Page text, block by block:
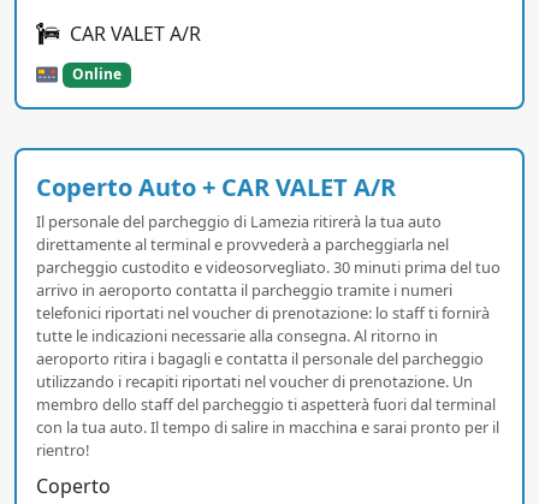
CAR VALET A/R
Online
Coperto Auto + CAR VALET A/R
Il personale del parcheggio di Lamezia ritirerà la tua auto
direttamente al terminal e provvederà a parcheggiarla nel
parcheggio custodito e videosorvegliato. 30 minuti prima del tuo
arrivo in aeroporto contatta il parcheggio tramite i numeri
telefonici riportati nel voucher di prenotazione: lo staff ti fornirà
tutte le indicazioni necessarie alla consegna. Al ritorno in
aeroporto ritira i bagagli e contatta il personale del parcheggio
utilizzando i recapiti riportati nel voucher di prenotazione. Un
membro dello staff del parcheggio ti aspetterà fuori dal terminal
con la tua auto. Il tempo di salire in macchina e sarai pronto per il
rientro!
Coperto